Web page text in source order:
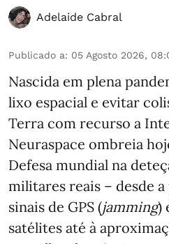
Adelaide Cabral
Publicado a: 05 Agosto 2026,
Nascida em plena
lixo espacial e evitar
Terra com recurso a
Neuraspace ombreia
Defesa mundial na
militares reais – desde
sinais de GPS (jamming)
satélites até à